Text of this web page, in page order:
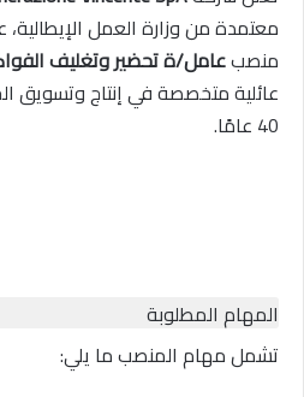
معتمدة من وزارة العمل
منصبعامل/ة تحضير وتغليف
عائلية متخصصة في إنتاج وتسويق
40 عامًا.
المهام المطلوبة
تشمل مهام المنصب ما يلي: